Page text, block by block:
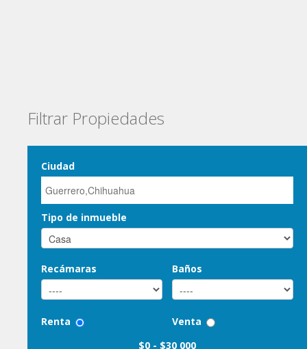
Filtrar Propiedades
Ciudad
Tipo de inmueble
Recámaras Baños
Renta
Venta
$0 - $30 000